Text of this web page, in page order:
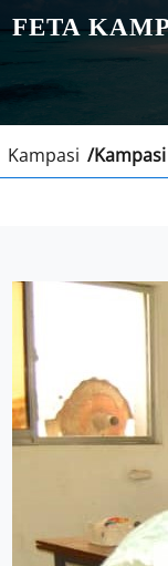
FETA
Kampasi